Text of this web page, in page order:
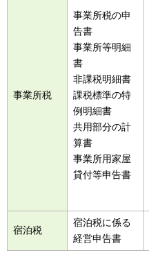
事業所税
事業所税の申
告書
事業所等明細
書
非課税明細書
課税標準の特
例明細書
共用部分の計
算書
事業所用家屋
貸付等申告書
宿泊税
宿泊税に係る
経営申告書